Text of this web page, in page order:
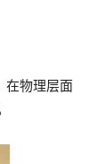
在物理层面